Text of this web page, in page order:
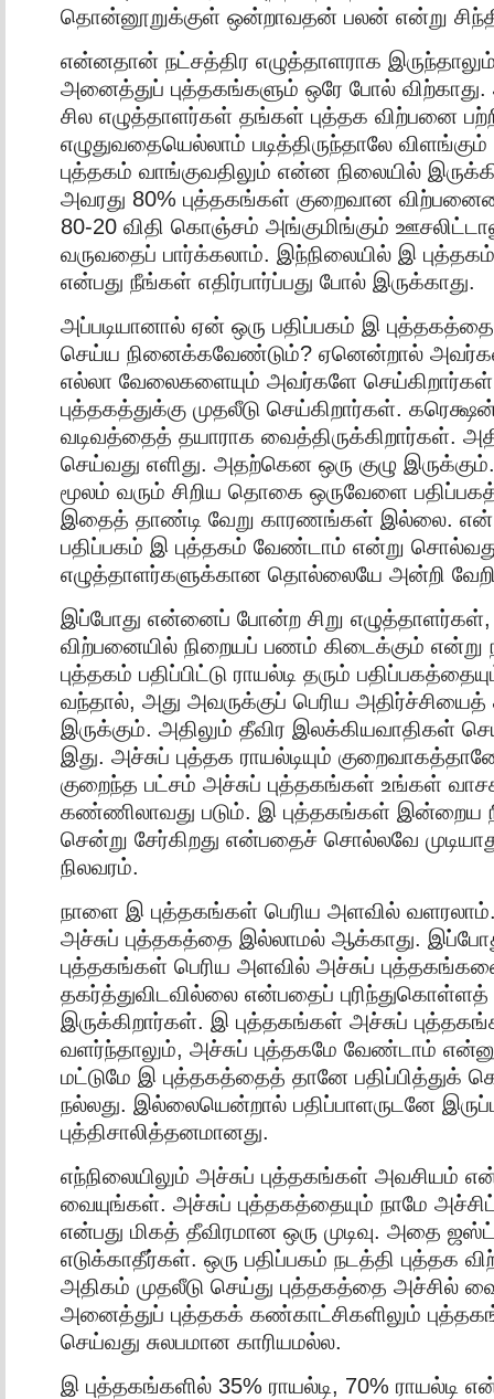
தொன்னூறுக்குள் ஒன்றாவதன் பலன் என்று
என்னதான் நட்சத்திர எழுத்தாளராக
அனைத்துப் புத்தகங்களும் ஒரே போல் விற்காது.
சில எழுத்தாளர்கள் தங்கள் புத்தக விற்பனை
எழுதுவதையெல்லாம் படித்திருந்தாலே விளங்கும்
புத்தகம் வாங்குவதிலும் என்ன நிலையில்
அவரது 80% புத்தகங்கள் குறைவான
80-20 விதி கொஞ்சம் அங்குமிங்கும்
வருவதைப் பார்க்கலாம். இந்நிலையில் இ
என்பது நீங்கள் எதிர்பார்ப்பது போல் இருக்காது.
அப்படியானால் ஏன் ஒரு பதிப்பகம் இ
செய்ய நினைக்கவேண்டும்? ஏனென்றால்
எல்லா வேலைகளையும் அவர்களே
புத்தகத்துக்கு முதலீடு செய்கிறார்கள்.
வடிவத்தைத் தயாராக வைத்திருக்கிறார்கள்.
செய்வது எளிது. அதற்கென ஒரு குழு
மூலம் வரும் சிறிய தொகை ஒருவேளை
இதைத் தாண்டி வேறு காரணங்கள் இல்லை. என்
பதிப்பகம் இ புத்தகம் வேண்டாம் என்று
எழுத்தாளர்களுக்கான தொல்லையே அன்றி
இப்போது என்னைப் போன்ற சிறு எழுத்தாளர்கள்,
விற்பனையில் நிறையப் பணம் கிடைக்கும் என்று
புத்தகம் பதிப்பிட்டு ராயல்டி தரும்
வந்தால், அது அவருக்குப் பெரிய
இருக்கும். அதிலும் தீவிர இலக்கியவாதிகள்
இது. அச்சுப் புத்தக ராயல்டியும்
குறைந்த பட்சம் அச்சுப் புத்தகங்கள் உங்கள்
கண்ணிலாவது படும். இ புத்தகங்கள் இன்றைய
சென்று சேர்கிறது என்பதைச் சொல்லவே
நிலவரம்.
நாளை இ புத்தகங்கள் பெரிய அளவில்
அச்சுப் புத்தகத்தை இல்லாமல் ஆக்காது.
புத்தகங்கள் பெரிய அளவில் அச்சுப்
தகர்த்துவிடவில்லை என்பதைப் புரிந்துகொள்ளத்
இருக்கிறார்கள். இ புத்தகங்கள் அச்சுப்
வளர்ந்தாலும், அச்சுப் புத்தகமே வேண்டாம்
மட்டுமே இ புத்தகத்தைத் தானே பதிப்பித்துக்
நல்லது. இல்லையென்றால் பதிப்பாளருடனே
புத்திசாலித்தனமானது.
எந்நிலையிலும் அச்சுப் புத்தகங்கள் அவசியம்
வையுங்கள். அச்சுப் புத்தகத்தையும் நாமே
என்பது மிகத் தீவிரமான ஒரு முடிவு. அதை
எடுக்காதீர்கள். ஒரு பதிப்பகம் நடத்தி புத்தக
அதிகம் முதலீடு செய்து புத்தகத்தை அச்சில்
அனைத்துப் புத்தகக் கண்காட்சிகளிலும்
செய்வது சுலபமான காரியமல்ல.
இ புத்தகங்களில் 35% ராயல்டி, 70% ராயல்டி